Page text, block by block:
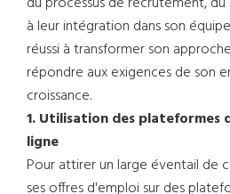
à leur intégration dans son
réussi à transformer son
répondre aux exigences de son
croissance.
1. Utilisation des plateformes
ligne
Pour attirer un large éventail de
ses offres d'emploi sur des